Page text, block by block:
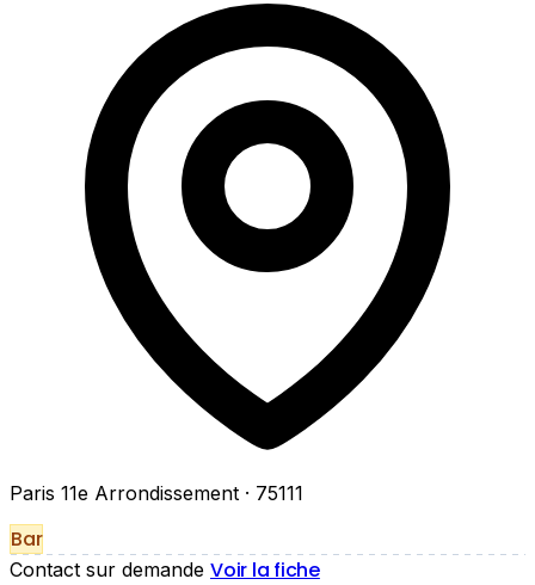
Paris 11e Arrondissement · 75111
Bar
Contact sur demande Voir la fiche